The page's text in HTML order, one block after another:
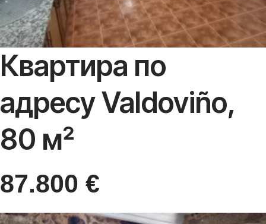
Квартира по
адресу Valdoviño,
80 м²
87.800 €